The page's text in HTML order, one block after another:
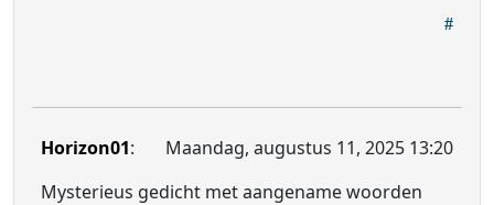
Horizon01:
Maandag, augustus 11, 2025 13:20
Mysterieus gedicht met aangename woorden